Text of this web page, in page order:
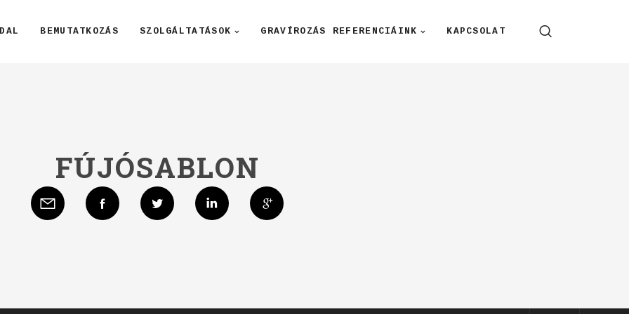
BEMUTATKOZÁS SZOLGÁLTATÁSOK GRAVÍROZÁS REFERENCIÁINK KAPCSOLAT
FÚJÓSABLON